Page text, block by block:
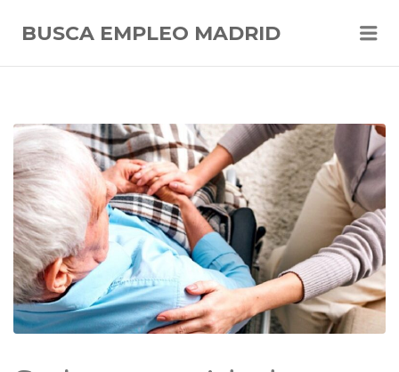
BUSCA EMPLEO MADRID